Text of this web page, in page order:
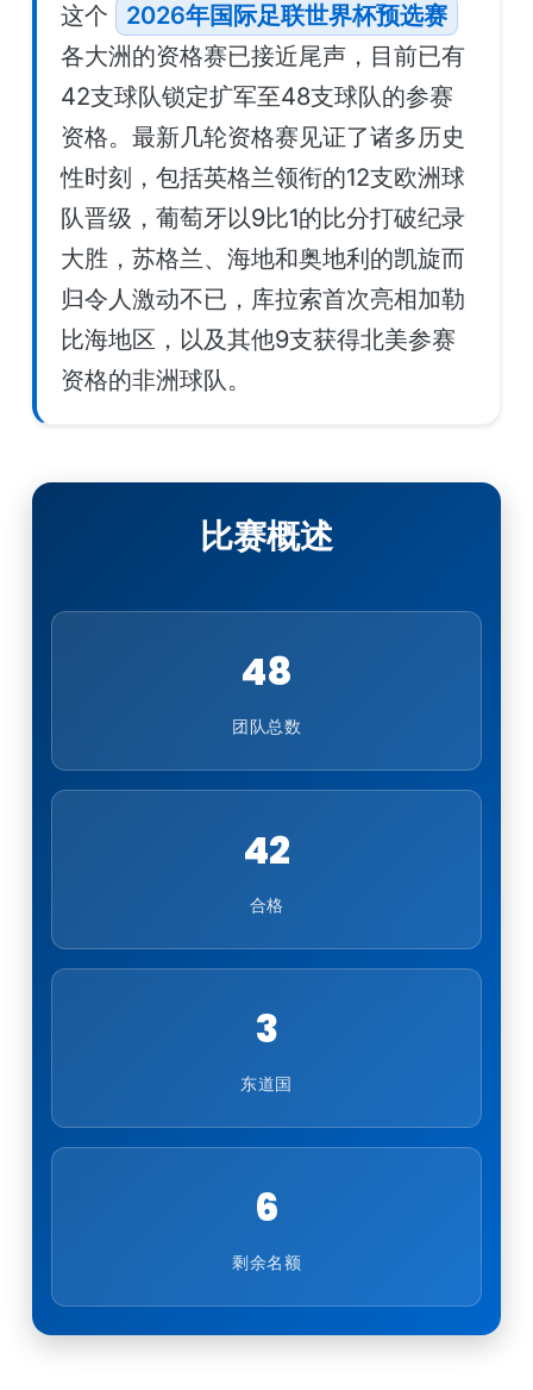
这个
2026年国际足联世界杯预选赛
各大洲的资格赛已接近尾声，目前已有
42支球队锁定扩军至48支球队的参赛
资格。最新几轮资格赛见证了诸多历史
性时刻，包括英格兰领衔的12支欧洲球
队晋级，葡萄牙以9比1的比分打破纪录
大胜，苏格兰、海地和奥地利的凯旋而
归令人激动不已，库拉索首次亮相加勒
比海地区，以及其他9支获得北美参赛
资格的非洲球队。
比赛概述
48
团队总数
42
合格
3
东道国
6
剩余名额